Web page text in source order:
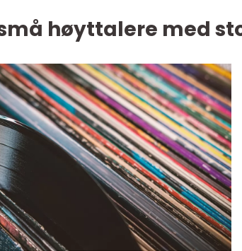
høyttalere med